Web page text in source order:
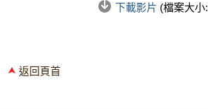
下載影片 (檔案大小:
返回頁首